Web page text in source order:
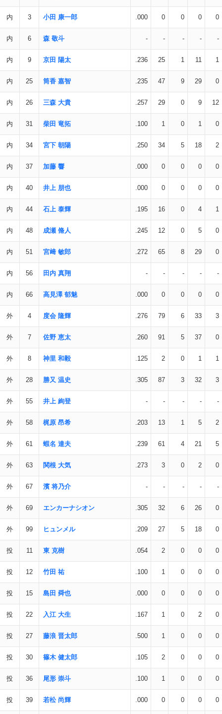
内 3 小田 康一郎 .000 0 0 0 0
内 6 森 敬斗 - - - - -
内 9 京田 陽太 .236 25 1 11 1
内 25 筒香 嘉智 .235 47 9 29 0
内 26 三森 大貴 .257 29 0 9 12
内 31 柴田 竜拓 .100 1 0 1 0
内 34 宮下 朝陽 .250 34 5 18 2
内 37 加藤 響 .000 0 0 0 0
内 40 井上 朋也 .000 0 0 0 0
内 44 石上 泰輝 .195 16 0 4 1
内 48 成瀬 脩人 .245 12 0 5 0
内 51 宮﨑 敏郎 .272 65 8 29 0
内 56 田内 真翔 - - - - -
内 66 高見澤 郁魅 .000 0 0 0 0
外 4 度会 隆輝 .276 79 6 33 3
外 7 佐野 恵太 .260 91 5 37 0
外 8 神里 和毅 .125 2 0 1 1
外 28 勝又 温史 .305 87 3 32 3
外 55 井上 絢登 - - - - -
外 58 梶原 昂希 .203 13 1 5 2
外 61 蝦名 達夫 .239 61 4 21 5
外 63 関根 大気 .273 3 0 2 0
外 67 濱 将乃介 - - - - -
外 69 エンカーナシオン .305 32 6 26 0
外 99 ヒュンメル .209 27 5 18 0
投 11 東 克樹 .054 2 0 0 0
投 12 竹田 祐 .100 1 0 0 0
投 15 島田 舜也 .000 0 0 0 0
投 22 入江 大生 .167 1 0 2 0
投 27 藤浪 晋太郎 .500 1 0 0 0
投 30 篠木 健太郎 .105 2 0 0 0
投 36 尾形 崇斗 .100 1 0 0 0
投 39 若松 尚輝 .000 0 0 0 0